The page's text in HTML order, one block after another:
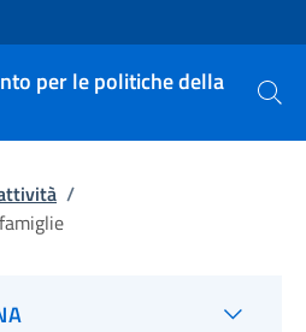
per le politiche della
Cerca
/